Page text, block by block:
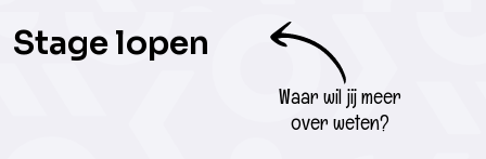
Stage lopen
Waar wil jij meer
over weten?